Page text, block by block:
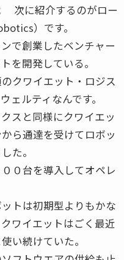
次に紹介するのがロー
）です。
で創業したベンチャー
を開発している。
クワイエット・ロジス
ェルティなんです。
スと同様にクワイエッ
ら通達を受けてロボッ
た。
０台を導入してオペレ
トは初期型よりもかな
ワイエットはごく最近
い続けていた。